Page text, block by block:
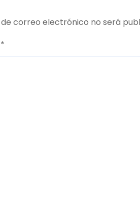
correo electrónico no será
*